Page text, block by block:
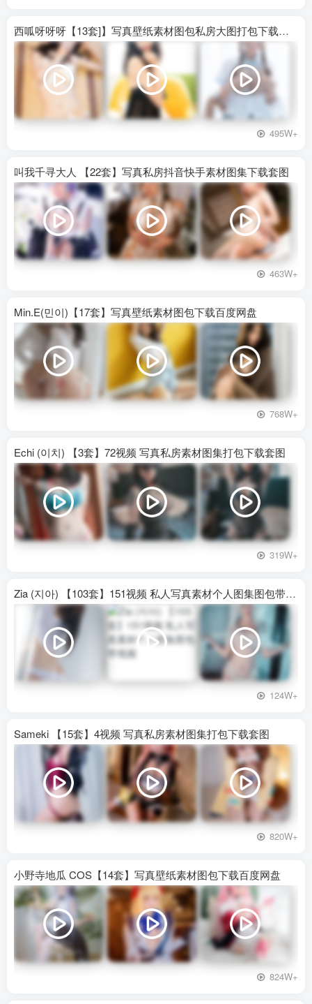
西呱呀呀呀【13套]】写真壁纸素材图包私房大图打包下载百度网盘
495W+
叫我千寻大人 【22套】写真私房抖音快手素材图集下载套图
463W+
Min.E(민이)【17套】写真壁纸素材图包下载百度网盘
768W+
Echi (이치) 【3套】72视频 写真私房素材图集打包下载套图
319W+
Zia (지아) 【103套】151视频 私人写真素材个人图集图包带视频
124W+
Sameki 【15套】4视频 写真私房素材图集打包下载套图
820W+
小野寺地瓜 COS【14套】写真壁纸素材图包下载百度网盘
824W+